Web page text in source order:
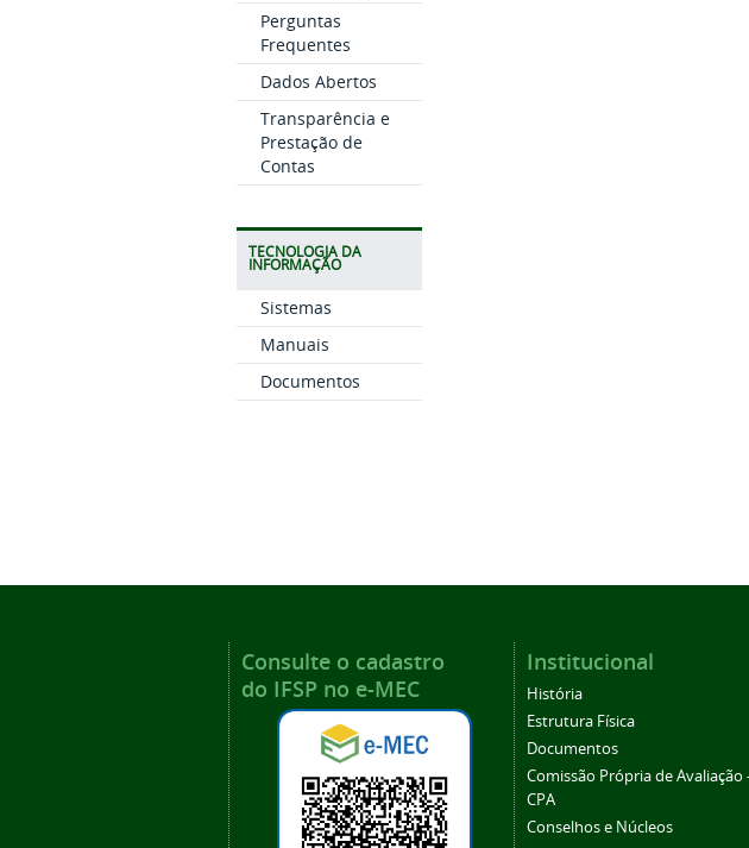
Perguntas
Frequentes
Dados Abertos
Transparência e
Prestação de
Contas
TECNOLOGIA DA
INFORMAÇÃO
Sistemas
Manuais
Documentos
Consulte o cadastro
do IFSP no e-MEC
Institucional
História
Estrutura Física
Documentos
Comissão Própria de Avaliação
CPA
Conselhos e Núcleos